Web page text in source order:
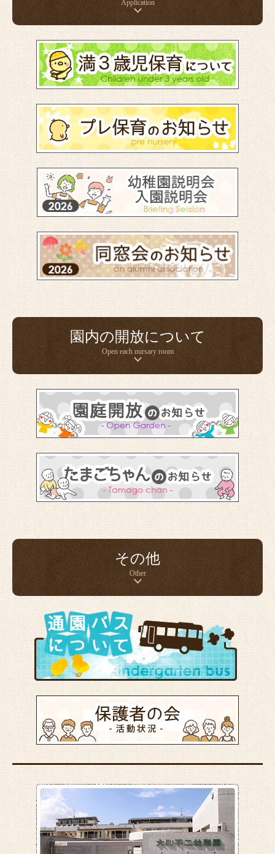
Application
園内の開放について
Open each nursary room
その他
Other